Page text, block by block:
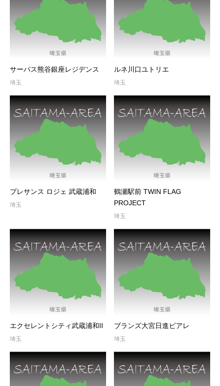
サーパス熊谷銀座レジデンス
埼玉
ルネ川口ユトリエ
埼玉
プレサンス ロジェ 武蔵浦和
埼玉
鶴瀬駅前 TWIN FLAG
PROJECT
埼玉
エクセレントシティ武蔵浦和II
埼玉
ブランズ大宮日進ビアレ
埼玉